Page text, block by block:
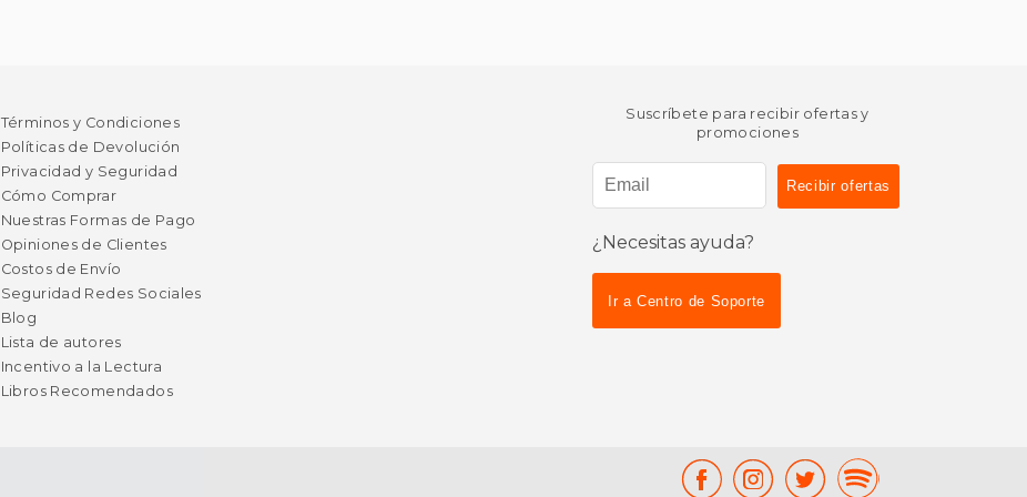
Términos y Condiciones
Políticas de Devolución
Privacidad y Seguridad
Cómo Comprar
Nuestras Formas de Pago
Opiniones de Clientes
Costos de Envío
Seguridad Redes Sociales
Blog
Lista de autores
Incentivo a la Lectura
Libros Recomendados
Suscríbete para recibir ofertas y
promociones
¿Necesitas ayuda?
Ir a Centro de Soporte